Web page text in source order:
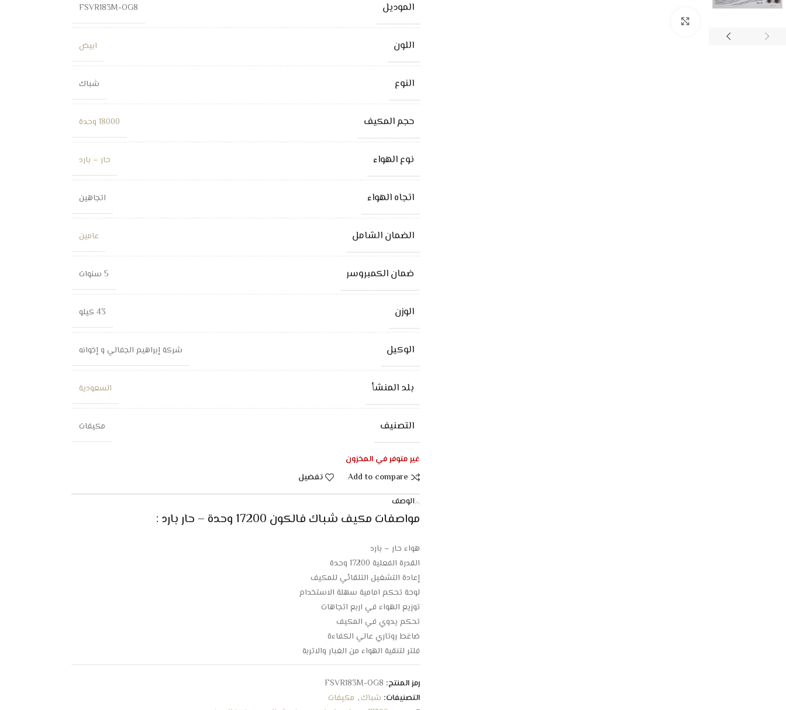
الموديل FSVR183M-OG8
اللون ابيض
النوع شباك
حجم المكيف 18000 وحدة
نوع الهواء حار – بارد
اتجاه الهواء اتجاهين
الضمان الشامل عامين
ضمان الكمبروسر 5 سنوات
الوزن 43 كيلو
الوكيل شركة إبراهيم الجفالي و إخوانه
بلد المنشأ السعودية
التصنيف مكيفات
غير متوفر في المخزون
Add to compare
تفضيل
الوصف
مواصفات مكيف شباك فالكون 17200 وحدة – حار بارد :
هواء حار – بارد
القدرة الفعلية 17200 وحدة
إعادة التشغيل التلقائي للمكيف
لوحة تحكم امامية سهلة الاستخدام
توزيع الهواء في اربع اتجاهات
تحكم يدوي في المكيف
ضاغط روتاري عالي الكفاءة
فلتر لتنقية الهواء من الغبار والاتربة
غاز التريد المستخدم صديق للبيئة
انخفاض مستوى الضجيج
الجهد الكهربي 230 فولت
رمز المنتج: FSVR183M-OG8
التصنيفات: شباك, مكيفات